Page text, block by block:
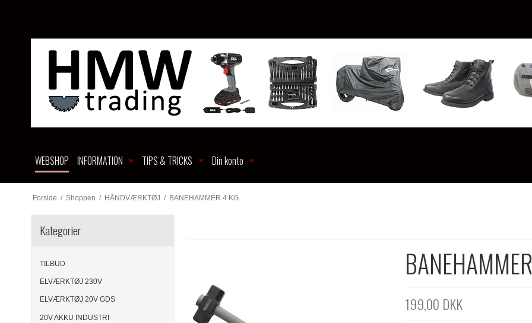
WEBSHOP INFORMATION TIPS & TRICKS Din konto
Forside / Shoppen / HÅNDVÆRKTØJ / BANEHAMMER 4 KG
Kategorier
TILBUD
ELVÆRKTØJ 230V
ELVÆRKTØJ 20V GDS
20V AKKU INDUSTRI
199,00 DKK